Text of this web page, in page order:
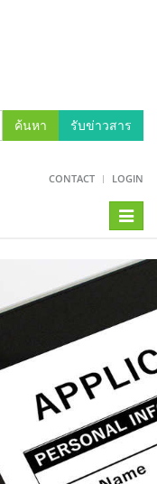
ค้นหา รับข่าวสาร
CONTACT LOGIN
Toggle